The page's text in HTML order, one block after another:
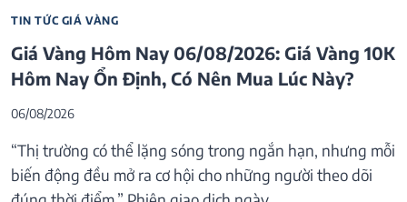
TIN TỨC GIÁ VÀNG
Giá Vàng Hôm Nay 06/08/2026: Giá Vàng 10K
Hôm Nay Ổn Định, Có Nên Mua Lúc Này?
06/08/2026
“Thị trường có thể lặng sóng trong ngắn hạn, nhưng mỗi
biến động đều mở ra cơ hội cho những người theo dõi